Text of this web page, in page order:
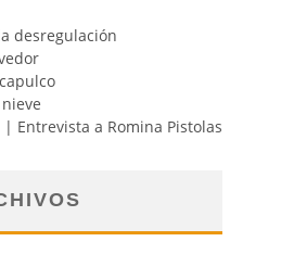
desregulación
| Entrevista a Romina Pistolas